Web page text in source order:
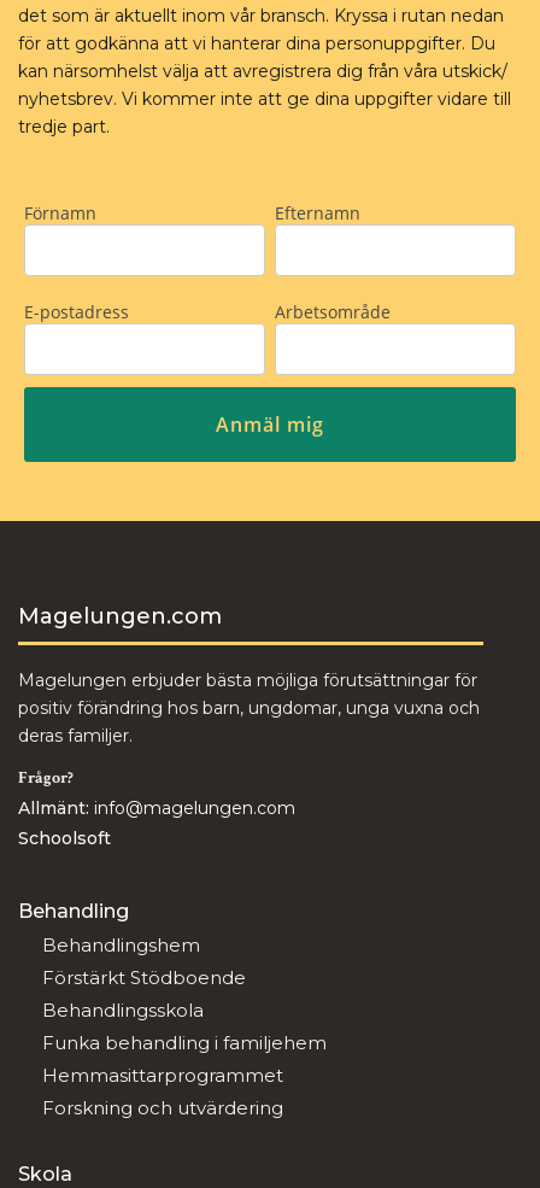
det som är aktuellt inom vår bransch. Kryssa i rutan nedan
för att godkänna att vi hanterar dina personuppgifter. Du
kan närsomhelst välja att avregistrera dig från våra utskick/
nyhetsbrev. Vi kommer inte att ge dina uppgifter vidare till
tredje part.
Magelungen.com
Magelungen erbjuder bästa möjliga förutsättningar för
positiv förändring hos barn, ungdomar, unga vuxna och
deras familjer.
Frågor?
Allmänt: info@magelungen.com
Schoolsoft
Behandling
Behandlingshem
Förstärkt Stödboende
Behandlingsskola
Funka behandling i familjehem
Hemmasittarprogrammet
Forskning och utvärdering
Skola